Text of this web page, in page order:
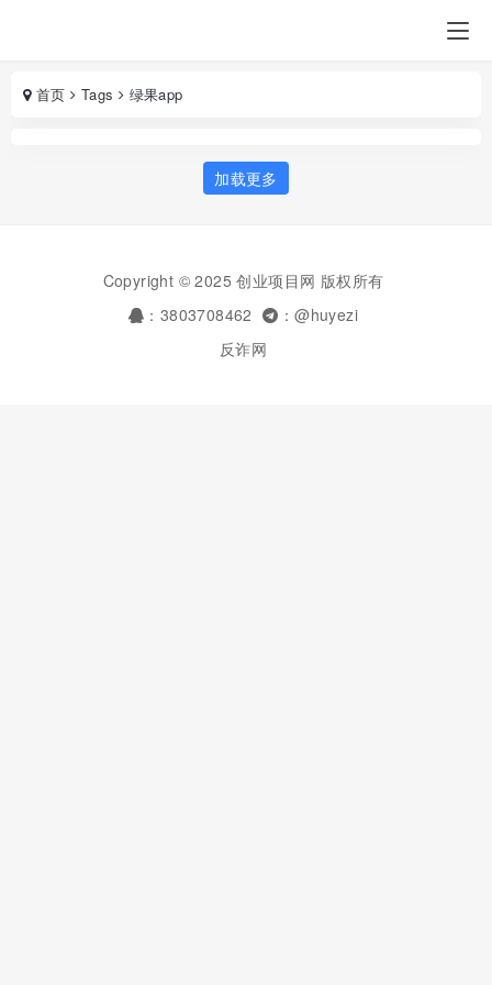
首页 Tags 绿果app
加载更多
Copyright © 2025 创业项目网 版权所有
：3803708462
：@huyezi
反诈网